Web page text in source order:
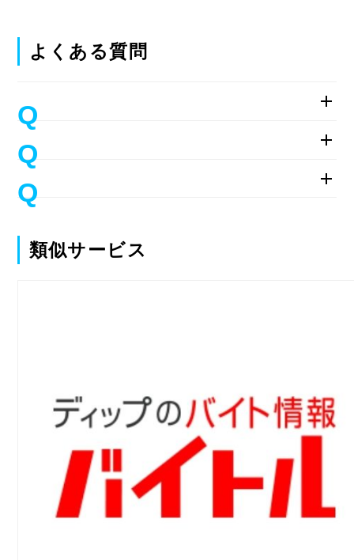
よくある質問
類似サービス